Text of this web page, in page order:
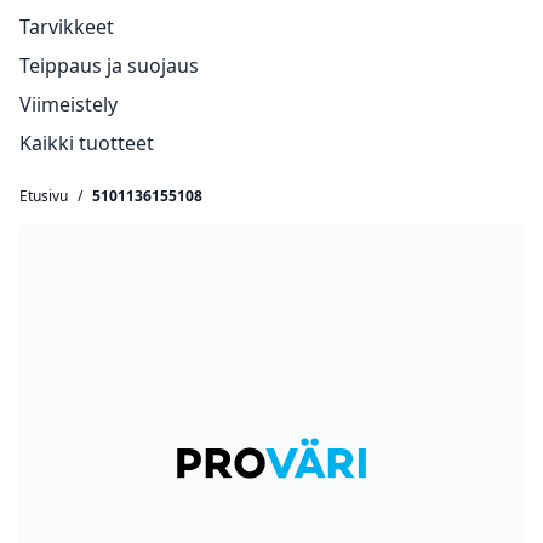
Tarvikkeet
Teippaus ja suojaus
Viimeistely
Kaikki tuotteet
Etusivu / 5101136155108